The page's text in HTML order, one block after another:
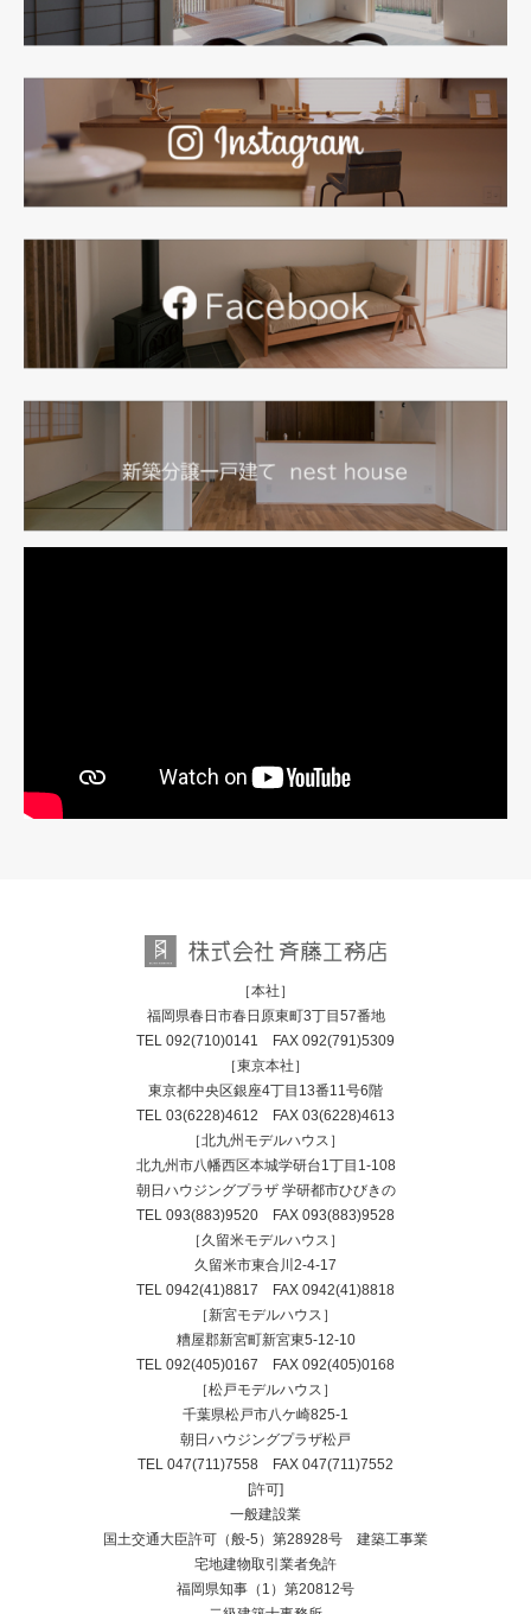
［本社］
福岡県春日市春日原東町3丁目57番地
TEL 092(710)0141 FAX 092(791)5309
［東京本社］
東京都中央区銀座4丁目13番11号6階
TEL 03(6228)4612 FAX 03(6228)4613
［北九州モデルハウス］
北九州市八幡西区本城学研台1丁目1-108
朝日ハウジングプラザ 学研都市ひびきの
TEL 093(883)9520 FAX 093(883)9528
［久留米モデルハウス］
久留米市東合川2-4-17
TEL 0942(41)8817 FAX 0942(41)8818
［新宮モデルハウス］
糟屋郡新宮町新宮東5-12-10
TEL 092(405)0167 FAX 092(405)0168
［松戸モデルハウス］
千葉県松戸市八ケ崎825-1
朝日ハウジングプラザ松戸
TEL 047(711)7558 FAX 047(711)7552
[許可]
一般建設業
国土交通大臣許可（般-5）第28928号 建築工事業
宅地建物取引業者免許
福岡県知事（1）第20812号